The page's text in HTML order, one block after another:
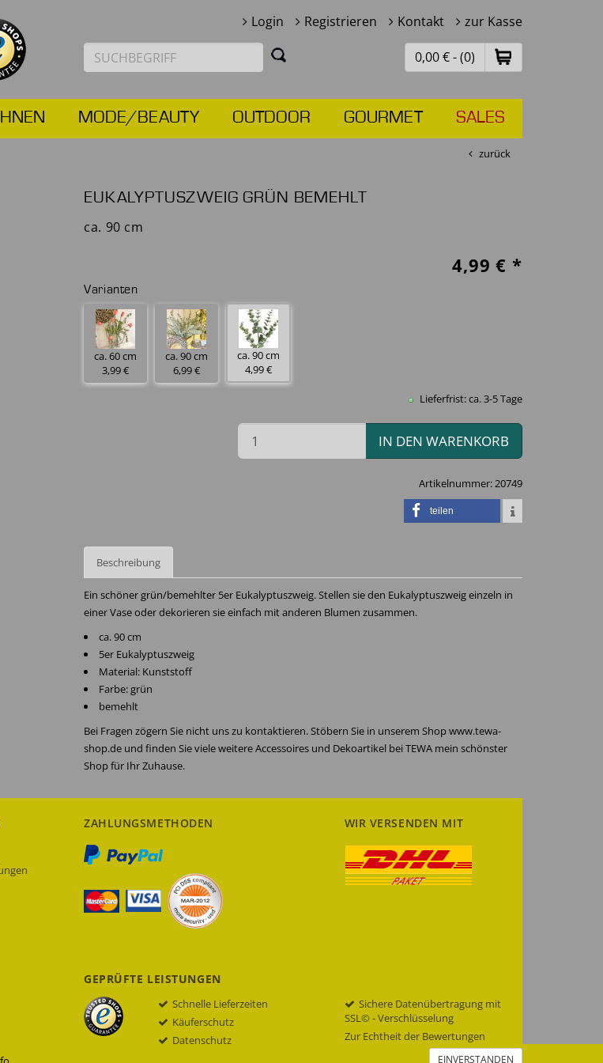
EINVERSTANDEN
Login Registrieren Kontakt zur Kasse
0,00 € - (0)
MODE/BEAUTY OUTDOOR GOURMET SALES
zurück
EUKALYPTUSZWEIG GRÜN BEMEHLT
ca. 90 cm
4,99 € *
Varianten
ca. 60 cm
3,99 €
ca. 90 cm
6,99 €
ca. 90 cm
4,99 €
Lieferfrist: ca. 3-5 Tage
IN DEN WARENKORB
Artikelnummer:20749
teilen
Beschreibung
Ein schöner grün/bemehlter 5er Eukalyptuszweig. Stellen sie den Eukalyptuszweig einzeln in
einer Vase oder dekorieren sie einfach mit anderen Blumen zusammen.
ca. 90 cm
5er Eukalyptuszweig
Material: Kunststoff
Farbe: grün
bemehlt
Bei Fragen zögern Sie nicht uns zu kontaktieren. Stöbern Sie in unserem Shop www.tewa-
shop.de und finden Sie viele weitere Accessoires und Dekoartikel bei TEWA mein schönster
Shop für Ihr Zuhause.
ZAHLUNGSMETHODEN WIR VERSENDEN MIT
GEPRÜFTE LEISTUNGEN
Schnelle Lieferzeiten
Käuferschutz
Datenschutz
Sichere Datenübertragung mit
SSL© - Verschlüsselung
Zur Echtheit der Bewertungen